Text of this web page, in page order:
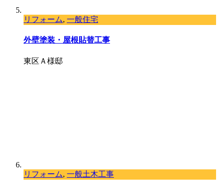
リフォーム, 一般住宅
外壁塗装・屋根貼替工事
東区Ａ様邸
リフォーム, 一般土木工事